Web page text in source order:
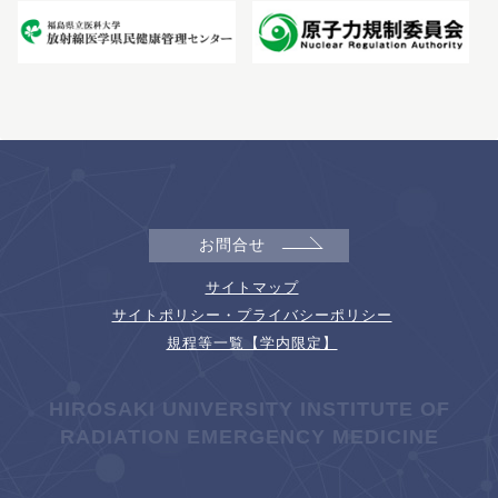
お問合せ
サイトマップ
サイトポリシー・プライバシーポリシー
規程等一覧【学内限定】
HIROSAKI UNIVERSITY INSTITUTE OF
RADIATION EMERGENCY MEDICINE